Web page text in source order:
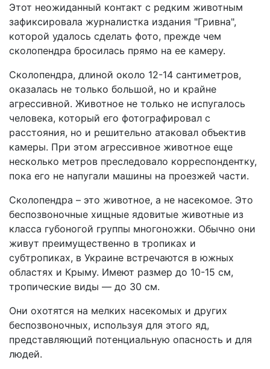
Этот неожиданный контакт с редким животным
зафиксировала журналистка издания "Гривна",
которой удалось сделать фото, прежде чем
сколопендра бросилась прямо на ее камеру.
Сколопендра, длиной около 12-14 сантиметров,
оказалась не только большой, но и крайне
агрессивной. Животное не только не испугалось
человека, который его фотографировал с
расстояния, но и решительно атаковал объектив
камеры. При этом агрессивное животное еще
несколько метров преследовало корреспондентку,
пока его не напугали машины на проезжей части.
Сколопендра – это животное, а не насекомое. Это
беспозвоночные хищные ядовитые животные из
класса губоногой группы многоножки. Обычно они
живут преимущественно в тропиках и
субтропиках, в Украине встречаются в южных
областях и Крыму. Имеют размер до 10-15 см,
тропические виды — до 30 см.
Они охотятся на мелких насекомых и других
беспозвоночных, используя для этого яд,
представляющий потенциальную опасность и для
людей.